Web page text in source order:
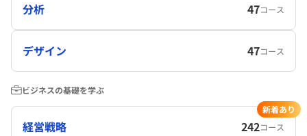
分析 47コース
デザイン 47コース
ビジネスの基礎を学ぶ
経営戦略 242コース
新着あり